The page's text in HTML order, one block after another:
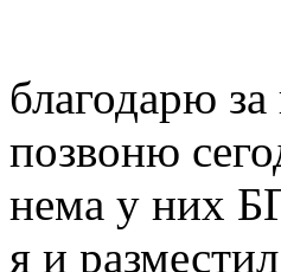
благодарю
позвоню
нема у них
я и